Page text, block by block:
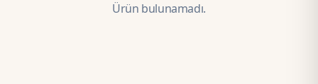
Ürün bulunamadı.